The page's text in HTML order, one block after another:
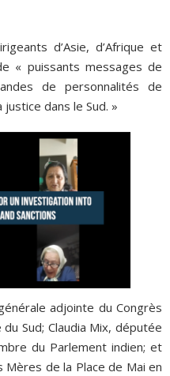
d’Asie, d’Afrique et
« puissants messages de
de personnalités de
dans le Sud. »
adjointe du Congrès
Sud; Claudia Mix, députée
du Parlement indien; et
de la Place de Mai en